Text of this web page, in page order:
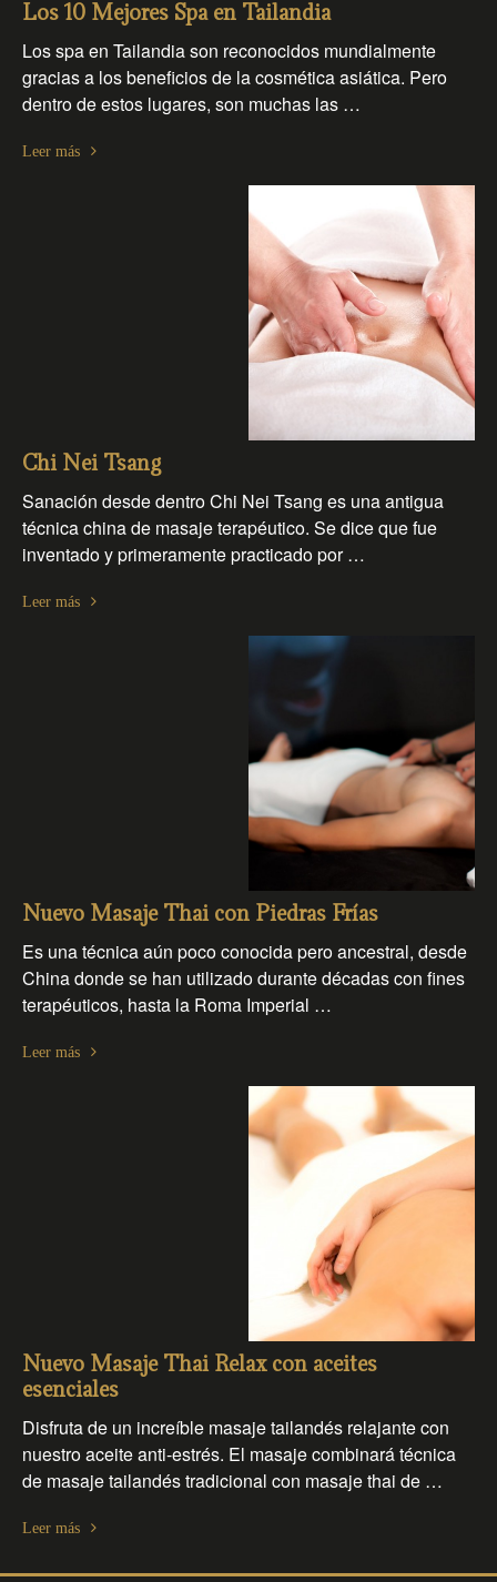
Los 10 Mejores Spa en Tailandia
Los spa en Tailandia son reconocidos mundialmente
gracias a los beneficios de la cosmética asiática. Pero
dentro de estos lugares, son muchas las …
Leer más
Chi Nei Tsang
Sanación desde dentro Chi Nei Tsang es una antigua
técnica china de masaje terapéutico. Se dice que fue
inventado y primeramente practicado por …
Leer más
Nuevo Masaje Thai con Piedras Frías
Es una técnica aún poco conocida pero ancestral, desde
China donde se han utilizado durante décadas con fines
terapéuticos, hasta la Roma Imperial …
Leer más
Nuevo Masaje Thai Relax con aceites
esenciales
Disfruta de un increíble masaje tailandés relajante con
nuestro aceite anti-estrés. El masaje combinará técnica
de masaje tailandés tradicional con masaje thai de …
Leer más